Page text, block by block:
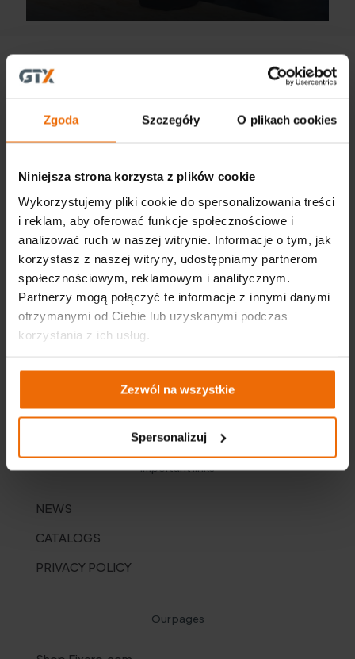
Zgoda Szczegóły O plikach cookies
Niniejsza strona korzysta z plików cookie
Wykorzystujemy pliki cookie do spersonalizowania treści
i reklam, aby oferować funkcje społecznościowe i
analizować ruch w naszej witrynie. Informacje o tym, jak
korzystasz z naszej witryny, udostępniamy partnerom
społecznościowym, reklamowym i analitycznym.
Partnerzy mogą połączyć te informacje z innymi danymi
otrzymanymi od Ciebie lub uzyskanymi podczas
korzystania z ich usług.
Zezwól na wszystkie
Spersonalizuj
GTX Poland Sp. z o.o. Sp. K.
ul. Pograniczna 2/4
tel. +48 22 573 03 00
office@gtx-group.com
Important links
NEWS
CATALOGS
PRIVACY POLICY
Our pages